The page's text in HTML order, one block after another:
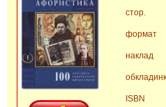
стор.
формат
наклад
ISBN